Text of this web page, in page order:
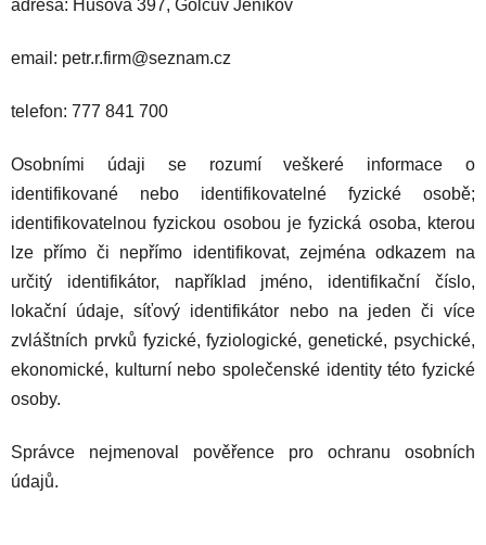
adresa: Husova 397, Golčův Jeníkov
email: petr.r.firm@seznam.cz
telefon: 777 841 700
Osobními údaji se rozumí veškeré informace o
identifikované nebo identifikovatelné fyzické osobě;
identifikovatelnou fyzickou osobou je fyzická osoba, kterou
lze přímo či nepřímo identifikovat, zejména odkazem na
určitý identifikátor, například jméno, identifikační číslo,
lokační údaje, síťový identifikátor nebo na jeden či více
zvláštních prvků fyzické, fyziologické, genetické, psychické,
ekonomické, kulturní nebo společenské identity této fyzické
osoby.
Správce nejmenoval pověřence pro ochranu osobních
údajů.